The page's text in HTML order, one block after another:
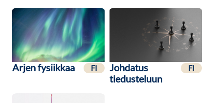
FI
Arjen fysiikkaa FI
Johdatus
tiedusteluun